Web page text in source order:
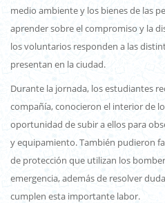
medio ambiente y los bienes de las
aprender sobre el compromiso y la
los voluntarios responden a las
presentan en la ciudad.
Durante la jornada, los estudiantes
compañía, conocieron el interior de
oportunidad de subir a ellos para
y equipamiento. También pudieron
de protección que utilizan los
emergencia, además de resolver
cumplen esta importante labor.